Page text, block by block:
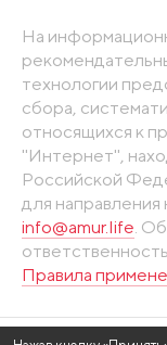
На
технологии
сбора,
относящихся к
"Интернет",
Российской
для
info@amur.life .
Правила